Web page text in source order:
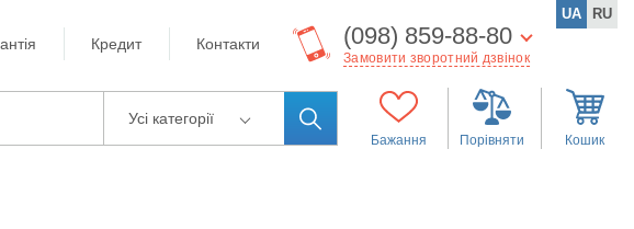
Кредит Контакти (098) 859-88-80
Замовити зворотний дзвінок
UA RU
Усі категорії
Бажання Порівняти Кошик